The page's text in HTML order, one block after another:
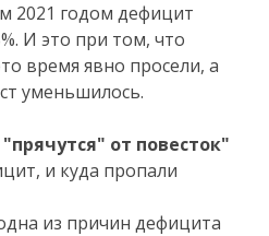
2021 годом дефицит
И это при том, что
время явно просели, а
уменьшилось.
от повесток"
и куда пропали
из причин дефицита